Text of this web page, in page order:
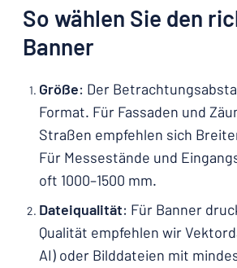
So wählen Sie den
Banner
Größe: Der
Format. Für Fassaden und
Straßen empfehlen sich
Für Messestände und
oft 1000–1500 mm.
Dateiqualität: Für Banner
Qualität empfehlen wir
AI) oder Bilddateien mit